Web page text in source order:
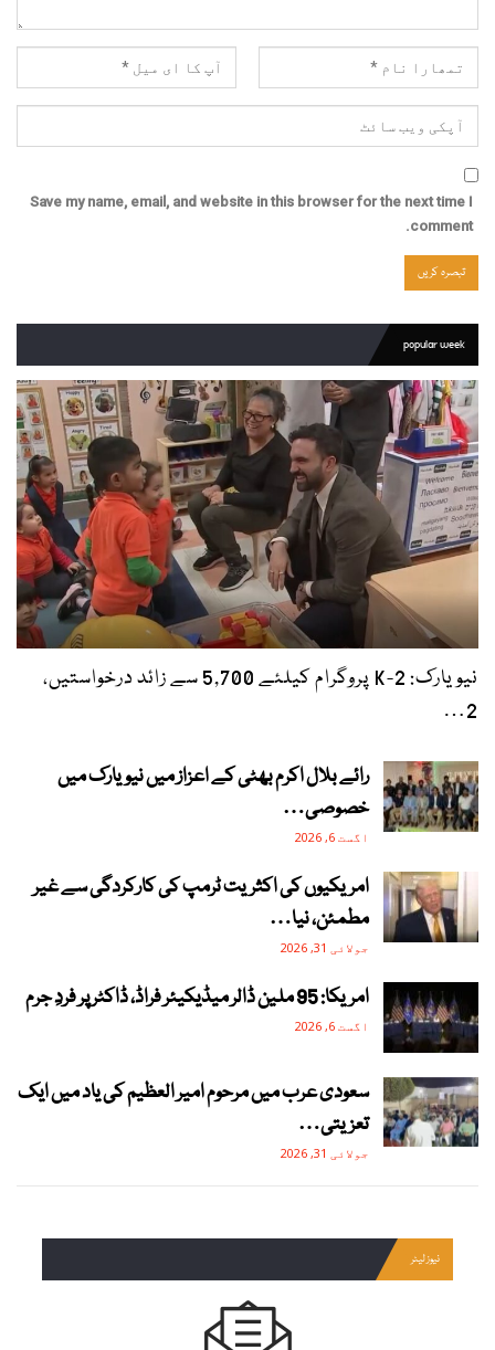
Save my name, email, and website in this browser for the next time I
comment.
popular week
نیویارک: 2-K پروگرام کیلئے 5,700 سے زائد درخواستیں،
2…
رائے بلال اکرم بھٹی کے اعزاز میں نیویارک میں
خصوصی…
اگست 6, 2026
امریکیوں کی اکثریت ٹرمپ کی کارکردگی سے غیر
مطمئن، نیا…
جولائی 31, 2026
امریکا: 95 ملین ڈالر میڈیکیئر فراڈ، ڈاکٹر پر فردِ جرم
اگست 6, 2026
سعودی عرب میں مرحوم امیر العظیم کی یاد میں ایک
تعزیتی…
جولائی 31, 2026
نیوز لیٹر